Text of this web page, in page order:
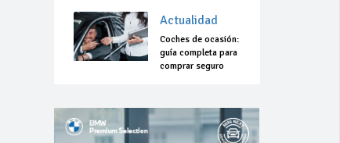
Actualidad
Coches de ocasión:
guía completa para
comprar seguro